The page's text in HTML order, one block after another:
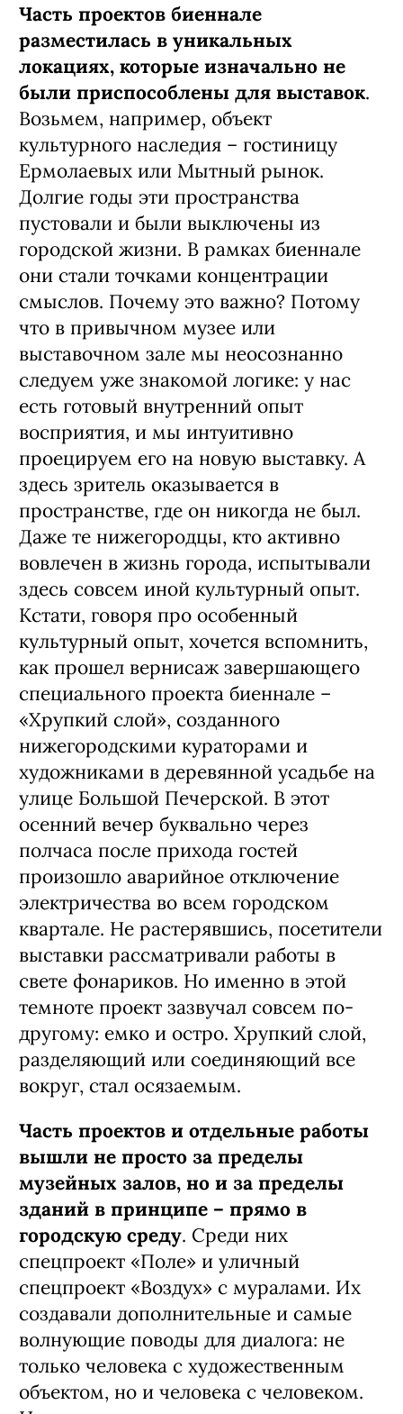
Часть проектов биеннале
разместилась в уникальных
локациях, которые изначально не
были приспособлены для выставок.
Возьмем, например, объект
культурного наследия – гостиницу
Ермолаевых или Мытный рынок.
Долгие годы эти пространства
пустовали и были выключены из
городской жизни. В рамках биеннале
они стали точками концентрации
смыслов. Почему это важно? Потому
что в привычном музее или
выставочном зале мы неосознанно
следуем уже знакомой логике: у нас
есть готовый внутренний опыт
восприятия, и мы интуитивно
проецируем его на новую выставку. А
здесь зритель оказывается в
пространстве, где он никогда не был.
Даже те нижегородцы, кто активно
вовлечен в жизнь города, испытывали
здесь совсем иной культурный опыт.
Кстати, говоря про особенный
культурный опыт, хочется вспомнить,
как прошел вернисаж завершающего
специального проекта биеннале –
«Хрупкий слой», созданного
нижегородскими кураторами и
художниками в деревянной усадьбе на
улице Большой Печерской. В этот
осенний вечер буквально через
полчаса после прихода гостей
произошло аварийное отключение
электричества во всем городском
квартале. Не растерявшись, посетители
выставки рассматривали работы в
свете фонариков. Но именно в этой
темноте проект зазвучал совсем по-
другому: емко и остро. Хрупкий слой,
разделяющий или соединяющий все
вокруг, стал осязаемым.
Часть проектов и отдельные работы
вышли не просто за пределы
музейных залов, но и за пределы
зданий в принципе – прямо в
городскую среду. Среди них
спецпроект «Поле» и уличный
спецпроект «Воздух» с муралами. Их
создавали дополнительные и самые
волнующие поводы для диалога: не
только человека с художественным
объектом, но и человека с человеком.